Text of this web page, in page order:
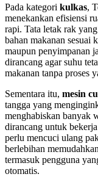
Pada kategori kulkas,
menekankan efisiensi
rapi. Tata letak rak
bahan makanan sesuai
maupun penyimpanan
dirancang agar suhu
makanan tanpa proses
Sementara itu, mesin
tangga yang
menghabiskan banyak
dirancang untuk
perlu mencuci ulang
berlebihan
termasuk pengguna
otomatis.